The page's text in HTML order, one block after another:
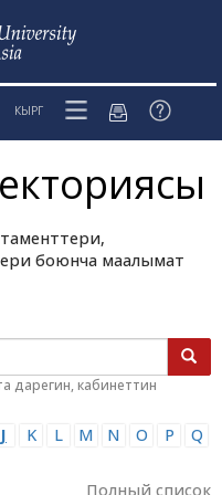
КЫРГ
боюнча маалымат
дарегин, кабинеттин
J K L M N O P
Q
Полный список